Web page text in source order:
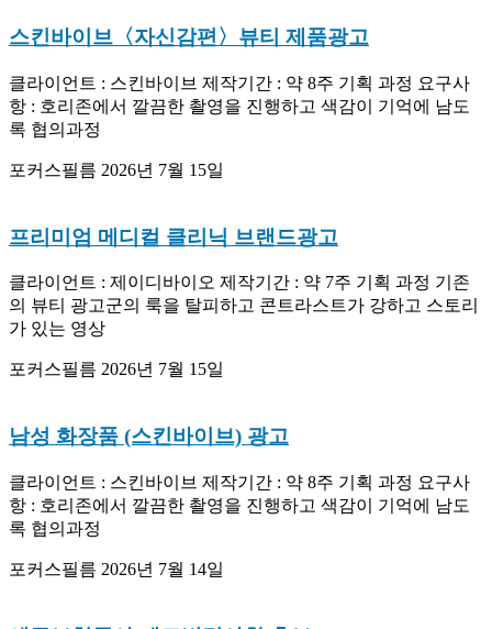
스킨바이브〈자신감편〉뷰티 제품광고
클라이언트 : 스킨바이브 제작기간 : 약 8주 기획 과정 요구사
항 : 호리존에서 깔끔한 촬영을 진행하고 색감이 기억에 남도
록 협의과정
포커스필름 2026년 7월 15일
프리미엄 메디컬 클리닉 브랜드광고
클라이언트 : 제이디바이오 제작기간 : 약 7주 기획 과정 기존
의 뷰티 광고군의 룩을 탈피하고 콘트라스트가 강하고 스토리
가 있는 영상
포커스필름 2026년 7월 15일
남성 화장품 (스킨바이브) 광고
클라이언트 : 스킨바이브 제작기간 : 약 8주 기획 과정 요구사
항 : 호리존에서 깔끔한 촬영을 진행하고 색감이 기억에 남도
록 협의과정
포커스필름 2026년 7월 14일